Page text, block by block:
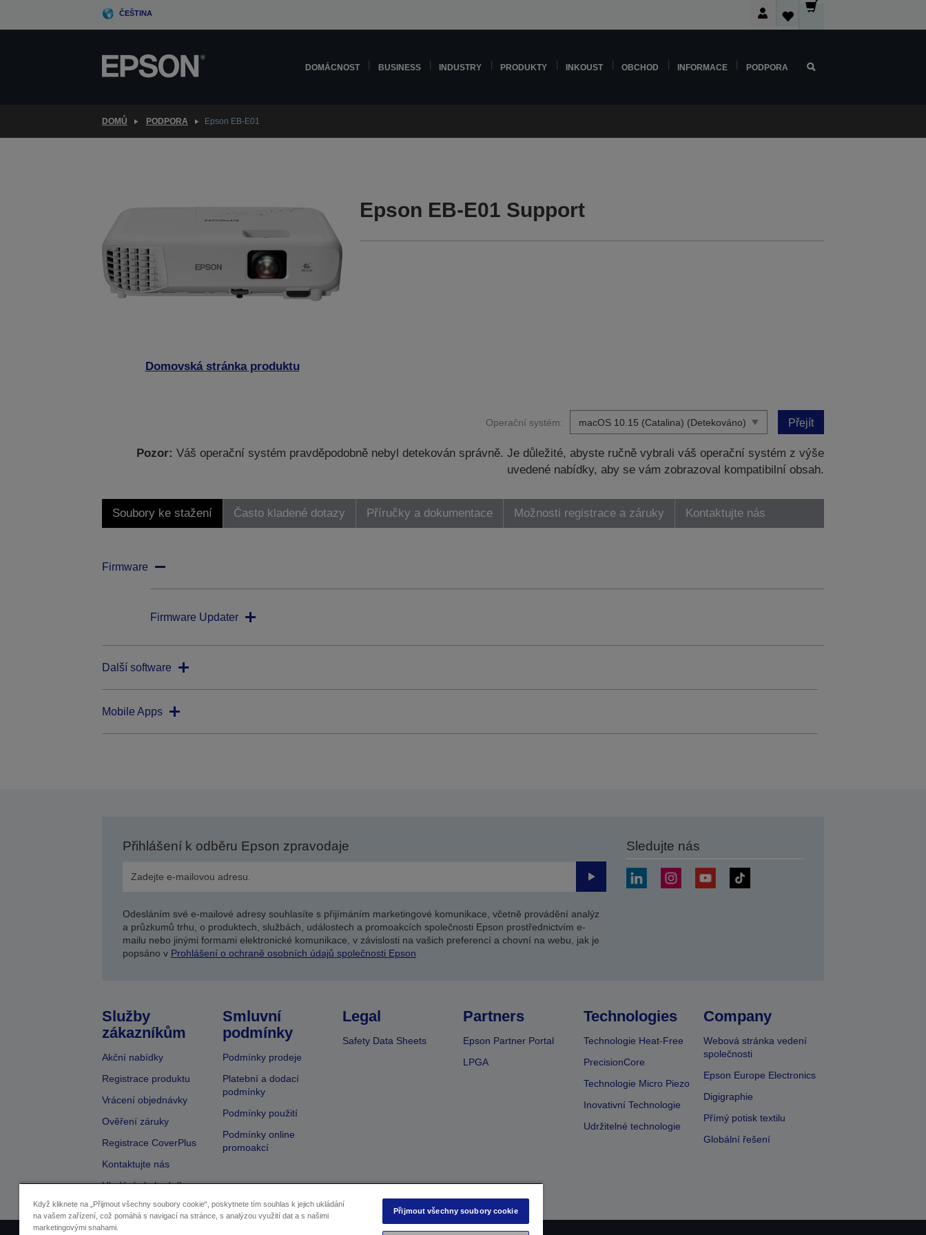
ČEŠTINA
DOMÁCNOST BUSINESS INDUSTRY PRODUKTY INKOUST OBCHOD INFORMACE PODPORA
DOMŮ PODPORA Epson EB-E01
Domovská stránka produktu
Epson EB-E01 Support
Operační systém: Přejít
Pozor: Váš operační systém pravděpodobně nebyl detekován správně. Je důležité, abyste ručně vybrali váš operační systém z výše
uvedené nabídky, aby se vám zobrazoval kompatibilní obsah.
Soubory ke stažení Často kladené dotazy Příručky a dokumentace Možnosti registrace a záruky Kontaktujte nás
Firmware
Firmware Updater
Další software
Mobile Apps
Přihlášení k odběru Epson zpravodaje
Odeslat
Odesláním své e-mailové adresy souhlasíte s přijímáním marketingové komunikace, včetně provádění analýz
a průzkumů trhu, o produktech, službách, událostech a promoakcích společnosti Epson prostřednictvím e-
mailu nebo jinými formami elektronické komunikace, v závislosti na vašich preferencí a chovní na webu, jak je
popsáno v Prohlášení o ochraně osobních údajů společnosti Epson
Sledujte nás
Služby
zákazníkům
Akční nabídky
Registrace produktu
Vrácení objednávky
Ověření záruky
Registrace CoverPlus
Kontaktujte nás
Hledání obchodníka
Smluvní
podmínky
Podmínky prodeje
Platební a dodací
podmínky
Podmínky použití
Podmínky online
promoakcí
Legal
Safety Data Sheets
Partners
Epson Partner Portal
LPGA
Technologies
Technologie Heat-Free
PrecisionCore
Technologie Micro Piezo
Inovativní Technologie
Udržitelné technologie
Company
Webová stránka vedení
společnosti
Epson Europe Electronics
Digigraphie
Přímý potisk textilu
Globální řešení
Když kliknete na „Přijmout všechny soubory cookie“, poskytnete tím souhlas k jejich ukládání
na vašem zařízení, což pomáhá s navigací na stránce, s analýzou využití dat a s našimi
marketingovými snahami.
Přijmout všechny soubory cookie